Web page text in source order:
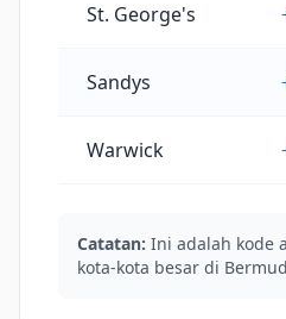
St. George's
Sandys
Warwick
Catatan: Ini adalah kode
kota-kota besar di